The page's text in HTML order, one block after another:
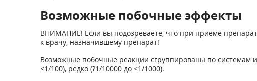
Возможные побочные эффекты
ВНИМАНИЕ! Если вы подозреваете, что при приеме
к врачу, назначившему препарат!
Возможные побочные реакции сгруппированы по системам и
<1/100), редко (?1/10000 до <1/1000).